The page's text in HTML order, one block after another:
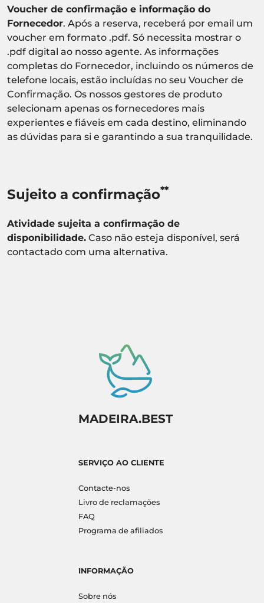
Voucher de confirmação e informação do
Fornecedor. Após a reserva, receberá por email um
voucher em formato .pdf. Só necessita mostrar o
.pdf digital ao nosso agente. As informações
completas do Fornecedor, incluindo os números de
telefone locais, estão incluídas no seu Voucher de
Confirmação. Os nossos gestores de produto
selecionam apenas os fornecedores mais
experientes e fiáveis em cada destino, eliminando
as dúvidas para si e garantindo a sua tranquilidade.
Sujeito a confirmação**
Atividade sujeita a confirmação de
disponibilidade. Caso não esteja disponível, será
contactado com uma alternativa.
MADEIRA.BEST
SERVIÇO AO CLIENTE
Contacte-nos
Livro de reclamações
FAQ
Programa de afiliados
INFORMAÇÃO
Sobre nós